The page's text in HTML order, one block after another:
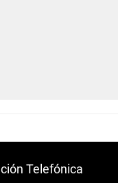
Telefónica